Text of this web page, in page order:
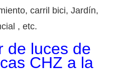
carril bici, Jardín,
, etc.